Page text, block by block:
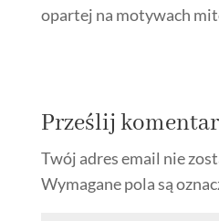
opartej na motywach
Prześlij
Twój adres email nie
Wymagane pola są